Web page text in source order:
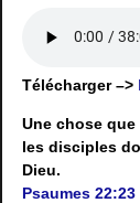
Télécharger –>
Une chose
les disciples
Dieu.
Psaumes 22:23